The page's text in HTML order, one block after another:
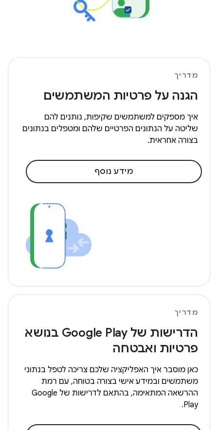
מדריך
הגנה על פרטיות המשתמשים
איך מספקים למשתמשים שקיפות, נותנים להם
שליטה על הנתונים הפרטיים שלהם ומטפלים בנתונים
בצורה אחראית.
מידע נוסף
מדריך
הדרישות של Google Play בנושא
פרטיות ואבטחה
כאן מוסבר איך האפליקציה שלכם צריכה לטפל בנתוני
משתמשים ובמידע אישי בצורה בטוחה, עם רמת
ההרשאה המתאימה, בהתאם לדרישות של Google
Play.